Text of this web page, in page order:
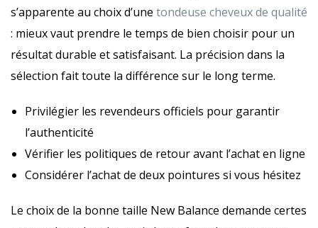
s’apparente au choix d’une tondeuse cheveux de qualité
: mieux vaut prendre le temps de bien choisir pour un
résultat durable et satisfaisant. La précision dans la
sélection fait toute la différence sur le long terme.
Privilégier les revendeurs officiels pour garantir
l’authenticité
Vérifier les politiques de retour avant l’achat en ligne
Considérer l’achat de deux pointures si vous hésitez
Le choix de la bonne taille New Balance demande certes